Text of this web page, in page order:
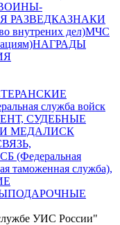
РАЗВЕДКАЗНАКИ
внутрених дел)МЧС
НАГРАДЫ
служба войск
СУДЕБНЫЕ
МЕДАЛИСК
(Федеральная
таможенная служба),
ПОДАРОЧНЫЕ
УИС России"